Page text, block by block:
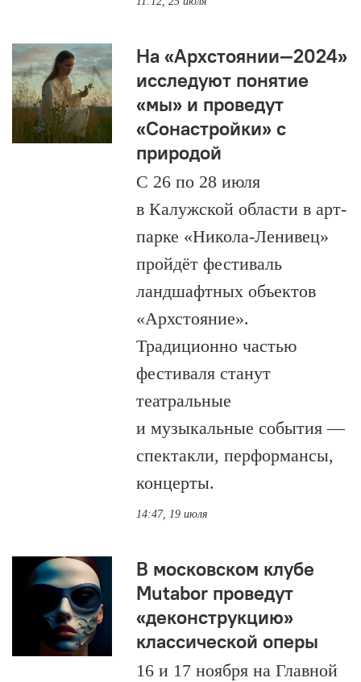
На «Архстоянии—2024»
исследуют понятие
«мы» и проведут
«Сонастройки» с
природой
С 26 по 28 июля
в Калужской области в арт-
парке «Никола-Ленивец»
пройдёт фестиваль
ландшафтных объектов
«Архстояние».
Традиционно частью
фестиваля станут
театральные
и музыкальные события —
спектакли, перформансы,
концерты.
14:47, 19 июля
В московском клубе
Mutabor проведут
«деконструкцию»
классической оперы
16 и 17 ноября на Главной